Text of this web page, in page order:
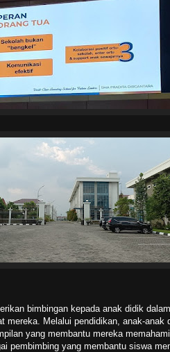
bimbingan kepada anak didik
mereka. Melalui pendidikan, anak-anak
yang membantu mereka
pembimbing yang membantu siswa